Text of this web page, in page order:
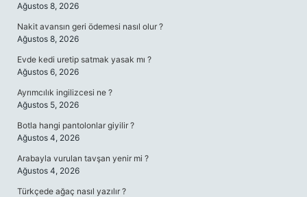
Ağustos 8, 2026
Nakit avansın geri ödemesi nasıl olur ?
Ağustos 8, 2026
Evde kedi uretip satmak yasak mı ?
Ağustos 6, 2026
Ayrımcılık ingilizcesi ne ?
Ağustos 5, 2026
Botla hangi pantolonlar giyilir ?
Ağustos 4, 2026
Arabayla vurulan tavşan yenir mi ?
Ağustos 4, 2026
Türkçede ağaç nasıl yazılır ?